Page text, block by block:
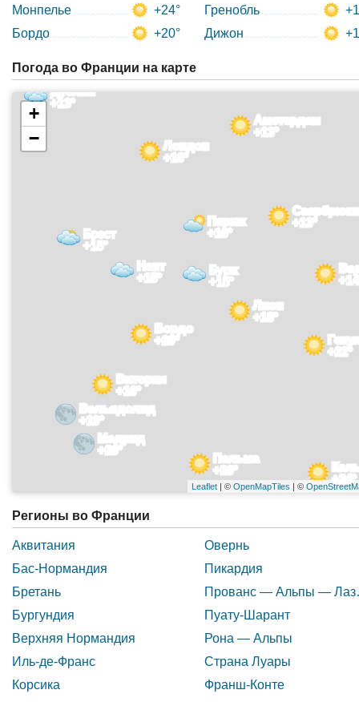
Монпелье
+24°
Бордо
+20°
Гренобль
Дижон
Погода во Франции на карте
Лондон
+16°
Мадрид
+26°
Париж
+16°
+22°
Витория
+16°
+24°
Дублин
+13°
Амстердам
+13°
Лион
+18°
Пальма
+26°
Вальядолид
+19°
Нант
+15°
Бордо
+20°
+13°
Брест
+15°
Бурж
+15°
+
−
Leaflet | ©OpenMapTiles | ©
Регионы во Франции
Аквитания
Бас-Нормандия
Бретань
Бургундия
Верхняя Нормандия
Иль-де-Франс
Корсика
Овернь
Пикардия
Прованс — Альпы —
Пуату-Шарант
Рона — Альпы
Страна Луары
Франш-Конте